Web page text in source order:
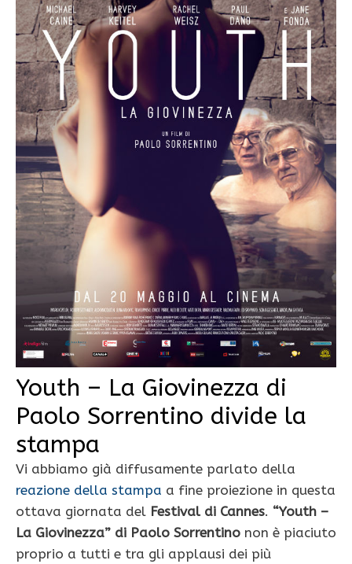
Youth – La Giovinezza di
Paolo Sorrentino divide la
stampa
Vi abbiamo già diffusamente parlato della
reazione della stampa a fine proiezione in questa
ottava giornata del Festival di Cannes. “Youth –
La Giovinezza” di Paolo Sorrentino non è piaciuto
proprio a tutti e tra gli applausi dei più